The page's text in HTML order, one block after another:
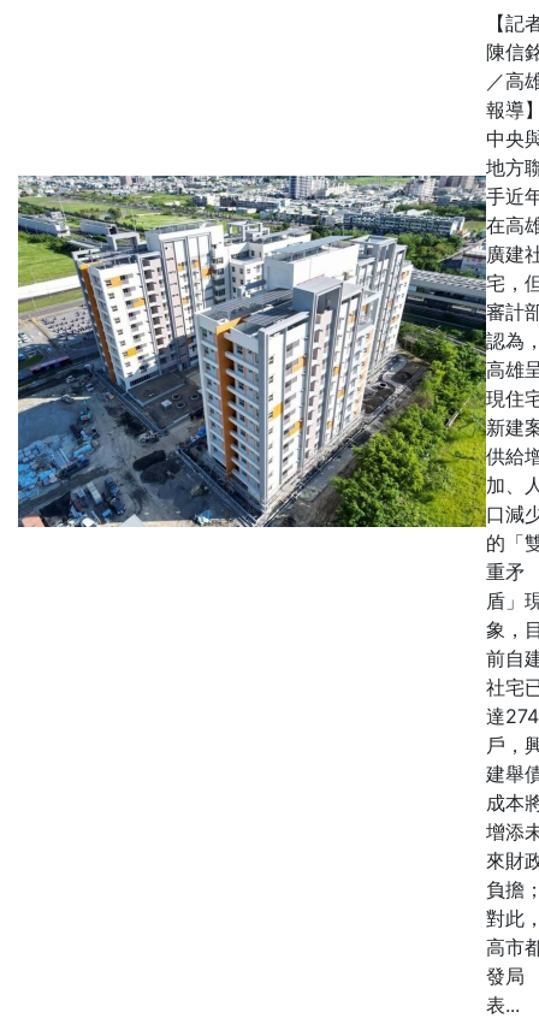
【記
陳信
／高
報導
中央
地方
手近
在高
廣建
宅，
審計
認為
高雄
現住
新建
供給
加、
口減
的「
重矛
盾」
象，
前自
社宅
達
戶，
建舉
成本
增添
來財
負擔
對此
高市
發局
表...